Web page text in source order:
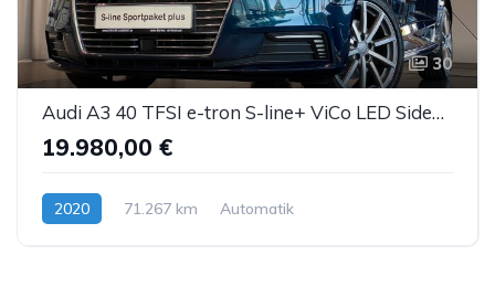
30
Audi A3 40 TFSI e-tron S-line+ ViCo LED SideA DAB DSP
19.980,00 €
2020 71.267 km
Automatik